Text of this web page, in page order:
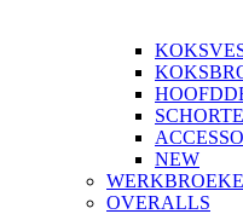
NEW
OVERALLS